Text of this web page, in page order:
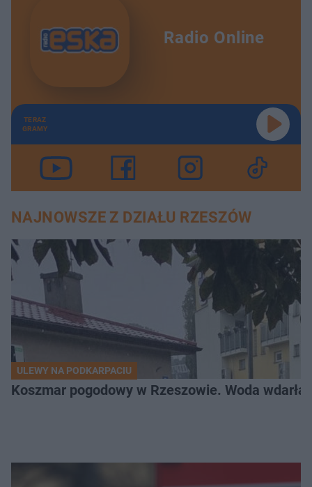
Radio Online
TERAZ
GRAMY
NAJNOWSZE Z DZIAŁU RZESZÓW
ULEWY NA PODKARPACIU
Koszmar pogodowy w Rzeszowie. Woda